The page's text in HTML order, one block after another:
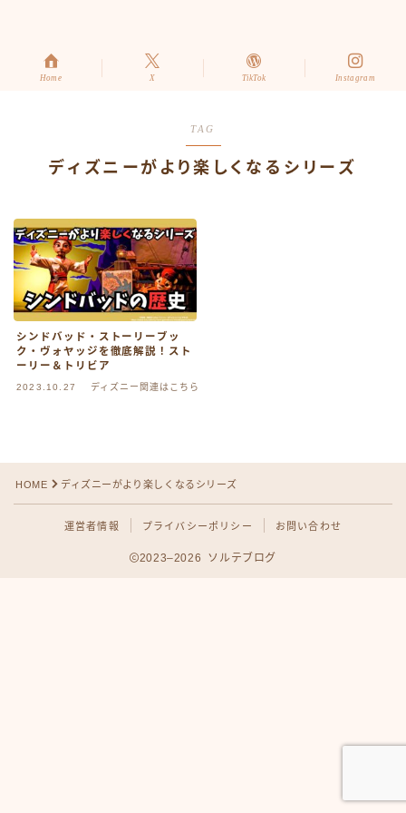
Home X TikTok Instagram
TAG
ディズニーがより楽しくなるシリーズ
シンドバッド・ストーリーブッ
ク・ヴォヤッジを徹底解説！スト
ーリー＆トリビア
2023.10.27 ディズニー関連はこちら
HOME ディズニーがより楽しくなるシリーズ
運営者情報 プライバシーポリシー お問い合わせ
2023–2026 ソルテブログ